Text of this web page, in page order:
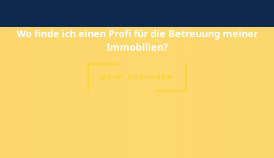
Wo finde ich einen Profi für die Betreuung meiner
Immobilien?
MEHR ERFAHREN